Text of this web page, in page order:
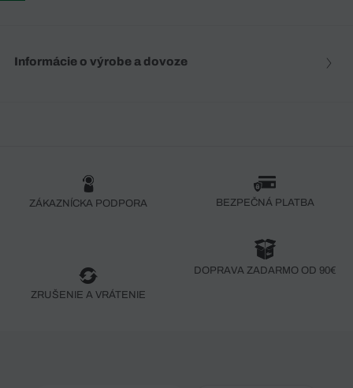
Informácie o výrobe a dovoze
ZÁKAZNÍCKA PODPORA BEZPEČNÁ PLATBA
ZRUŠENIE A VRÁTENIE
DOPRAVA ZADARMO OD 90€